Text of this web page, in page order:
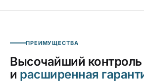
ПРЕИМУЩЕСТВА
Высочайший контроль
и расширенная